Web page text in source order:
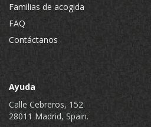
Familias de acogida
FAQ
Contáctanos
Ayuda
Calle Cebreros, 152
28011 Madrid, Spain.